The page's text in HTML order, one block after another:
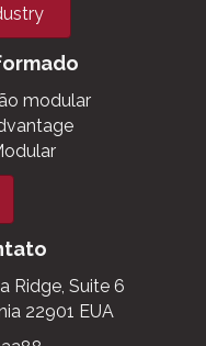
modular
Ridge, Suite 6
22901 EUA